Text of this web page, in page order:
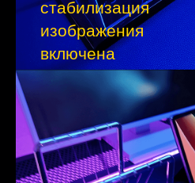
стабилизация
изображения
включена